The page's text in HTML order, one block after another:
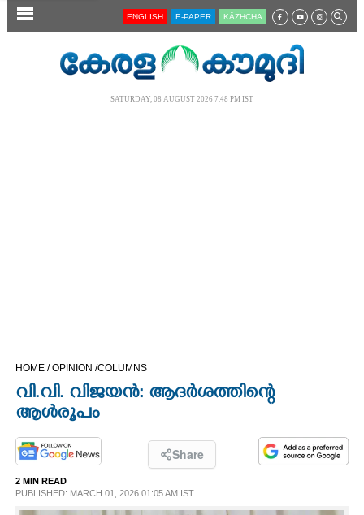
SECTIONS ENGLISH E-PAPER KĀZHCHA
SATURDAY, 08 AUGUST 2026 7.48 PM IST
HOME /OPINION /COLUMNS
വി.വി. വിജയൻ: ആദർശത്തിന്റെ
ആൾരൂപം
Share
2 MIN READ
PUBLISHED: MARCH 01, 2026 01:05 AM IST